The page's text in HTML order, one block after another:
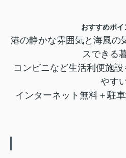
おすすめポイ
港の静かな雰囲気と海風
スできる
コンビニなど生活利便施
やす
インターネット無料＋駐